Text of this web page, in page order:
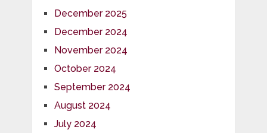
December 2025
December 2024
November 2024
October 2024
September 2024
August 2024
July 2024